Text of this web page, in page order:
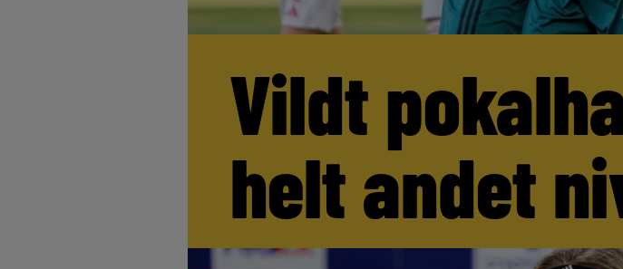
Vildt
helt andet